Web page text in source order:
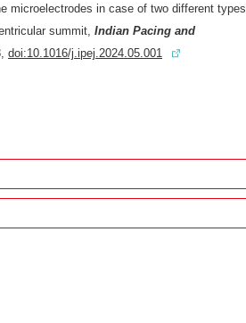
microelectrodes in case of two different types
summit, Indian Pacing and
doi:10.1016/j.ipej.2024.05.001